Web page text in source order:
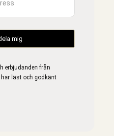
erbjudanden från
har läst och godkänt